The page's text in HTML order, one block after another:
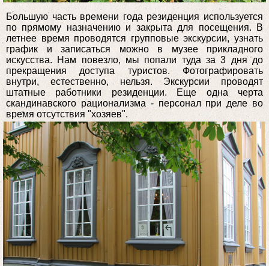
Большую часть времени года резиденция используется
по прямому назначению и закрыта для посещения. В
летнее время проводятся групповые экскурсии, узнать
график и записаться можно в музее прикладного
искусства. Нам повезло, мы попали туда за 3 дня до
прекращения доступа туристов. Фотографировать
внутри, естественно, нельзя. Экскурсии проводят
штатные работники резиденции. Еще одна черта
скандинавского рационализма - персонал при деле во
время отсутствия "хозяев".